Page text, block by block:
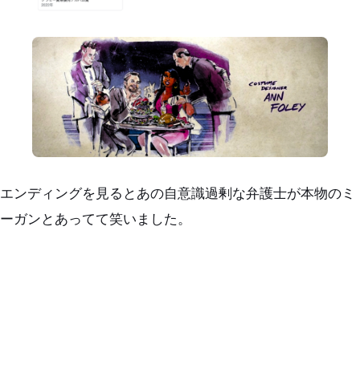
エンディングを見るとあの自意識過剰な弁護士が本物のミ
ーガンとあってて笑いました。